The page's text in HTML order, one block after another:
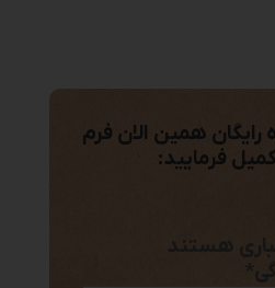
رایگان همین الان فرم
فرمایید:
هستند
*